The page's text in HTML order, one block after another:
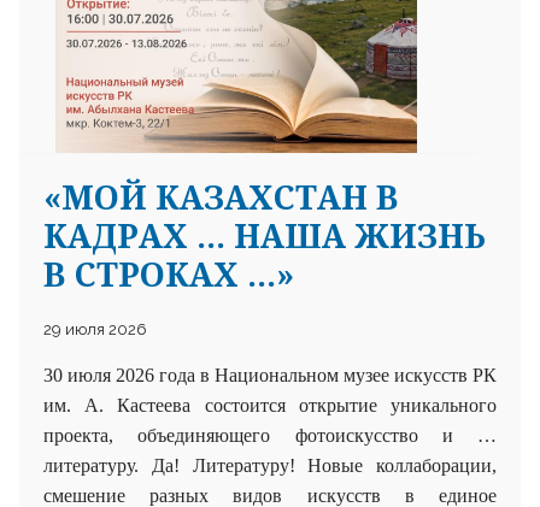
«МОЙ КАЗАХСТАН В
КАДРАХ … НАША ЖИЗНЬ
В СТРОКАХ …»
29 июля 2026
30 июля 2026 года в Национальном музее искусств РК
им. А. Кастеева состоится открытие уникального
проекта, объединяющего фотоискусство и …
литературу. Да! Литературу! Новые коллаборации,
смешение разных видов искусств в единое